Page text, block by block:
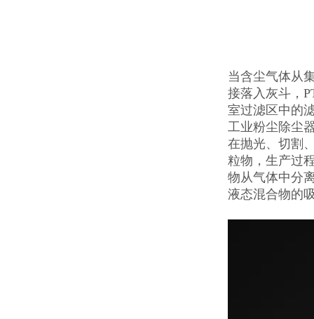
当含尘气体从
接落入灰斗，
室过滤区中的
工业粉尘除尘
在抛光、切割
粒物，生产过
物从气体中分
液态混合物的